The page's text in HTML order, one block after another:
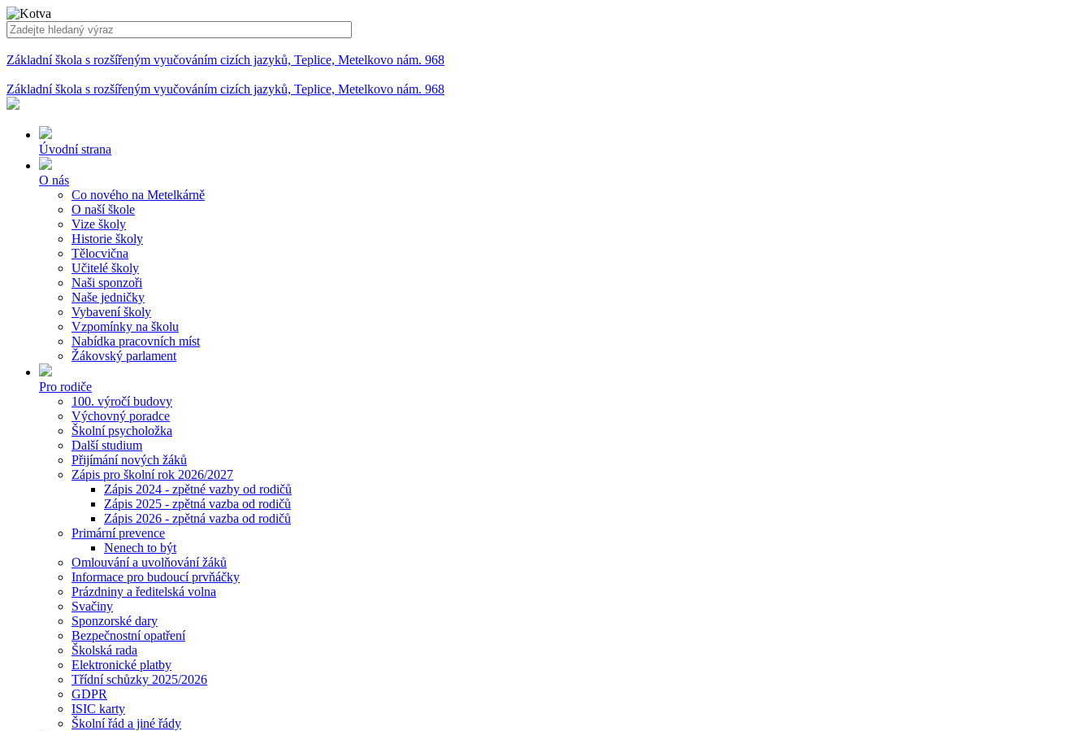
Základní škola s rozšířeným vyučováním cizích jazyků, Teplice, Metelkovo nám. 968
Základní škola s rozšířeným vyučováním cizích jazyků, Teplice, Metelkovo nám. 968
Úvodní strana
O nás
Co nového na Metelkárně
O naší škole
Vize školy
Historie školy
Tělocvična
Učitelé školy
Naši sponzoři
Naše jedničky
Vybavení školy
Vzpomínky na školu
Nabídka pracovních míst
Žákovský parlament
Pro rodiče
100. výročí budovy
Výchovný poradce
Školní psycholožka
Další studium
Přijímání nových žáků
Zápis pro školní rok 2026/2027
Zápis 2024 - zpětné vazby od rodičů
Zápis 2025 - zpětná vazba od rodičů
Zápis 2026 - zpětná vazba od rodičů
Primární prevence
Nenech to být
Omlouvání a uvolňování žáků
Informace pro budoucí prvňáčky
Prázdniny a ředitelská volna
Svačiny
Sponzorské dary
Bezpečnostní opatření
Školská rada
Elektronické platby
Třídní schůzky 2025/2026
GDPR
ISIC karty
Školní řád a jiné řády